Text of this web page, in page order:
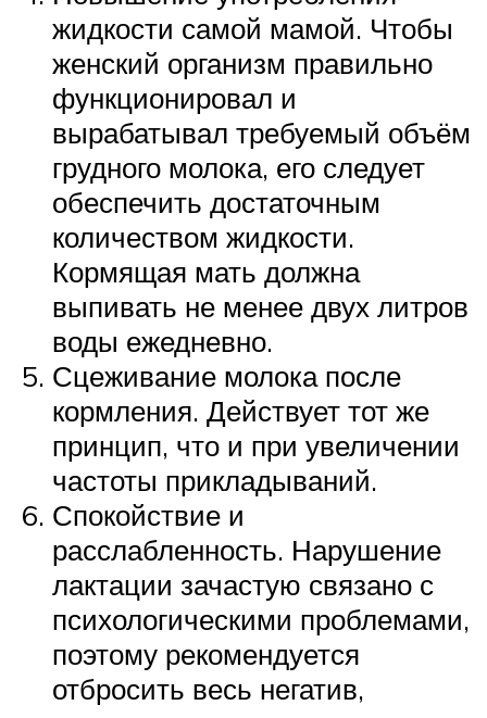
жидкости самой мамой. Чтобы
женский организм правильно
функционировал и
вырабатывал требуемый объём
грудного молока, его следует
обеспечить достаточным
количеством жидкости.
Кормящая мать должна
выпивать не менее двух литров
воды ежедневно.
Сцеживание молока после
кормления. Действует тот же
принцип, что и при увеличении
частоты прикладываний.
Спокойствие и
расслабленность. Нарушение
лактации зачастую связано с
психологическими проблемами,
поэтому рекомендуется
отбросить весь негатив,